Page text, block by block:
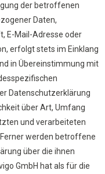
der betroffenen
Daten,
E-Mail-Adresse oder
erfolgt stets im Einklang
in Übereinstimmung mit
Datenschutzerklärung
über Art, Umfang
und verarbeiteten
werden betroffene
über die ihnen
GmbH hat als für die